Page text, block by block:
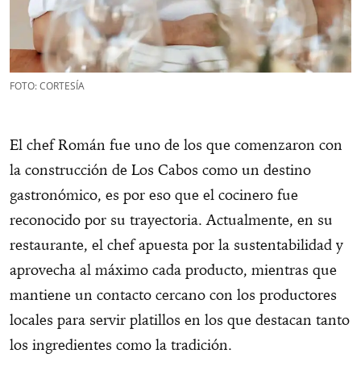
FOTO: CORTESÍA
El chef Román fue uno de los que comenzaron con
la construcción de Los Cabos como un destino
gastronómico, es por eso que el cocinero fue
reconocido por su trayectoria. Actualmente, en su
restaurante, el chef apuesta por la sustentabilidad y
aprovecha al máximo cada producto, mientras que
mantiene un contacto cercano con los productores
locales para servir platillos en los que destacan tanto
los ingredientes como la tradición.